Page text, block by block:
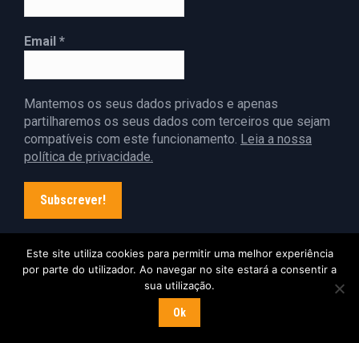
Email *
Mantemos os seus dados privados e apenas
partilharemos os seus dados com terceiros que sejam
compatíveis com este funcionamento. Leia a nossa
política de privacidade.
Atelier de Artes Plásticas © Copyright 2019, todos os direitos
reservados.
Este site utiliza cookies para permitir uma melhor experiência
por parte do utilizador. Ao navegar no site estará a consentir a
sua utilização.
Ok